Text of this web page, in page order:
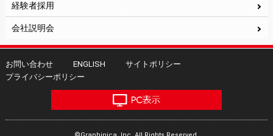
経験者採用
会社説明会
お問い合わせ ENGLISH
サイトポリシー
プライバシーポリシー